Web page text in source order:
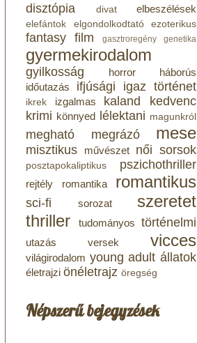
disztópia
divat elbeszélések
elefántok elgondolkodtató ezoterikus
fantasy film gasztroregény genetika
gyermekirodalom
gyilkosság horror
háborús
időutazás
ifjúsági igaz történet
ikrek izgalmas kaland
kedvenc
krimi könnyed lélektani magunkról
megható megrázó mese
misztikus művészet női sorsok
posztapokaliptikus pszichothriller
rejtély romantika romantikus
sci-fi sorozat
szeretet
thriller
tudományos történelmi
utazás versek vicces
világirodalom young adult állatok
életrajzi önéletrajz öregség
Népszerű bejegyzések